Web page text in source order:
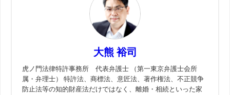
大熊 裕司
虎ノ門法律特許事務所 代表弁護士 （第一東京弁護士会所
属・弁理士） 特許法、商標法、意匠法、著作権法、不正競争
防止法等の知的財産法だけではなく、離婚・相続といった家